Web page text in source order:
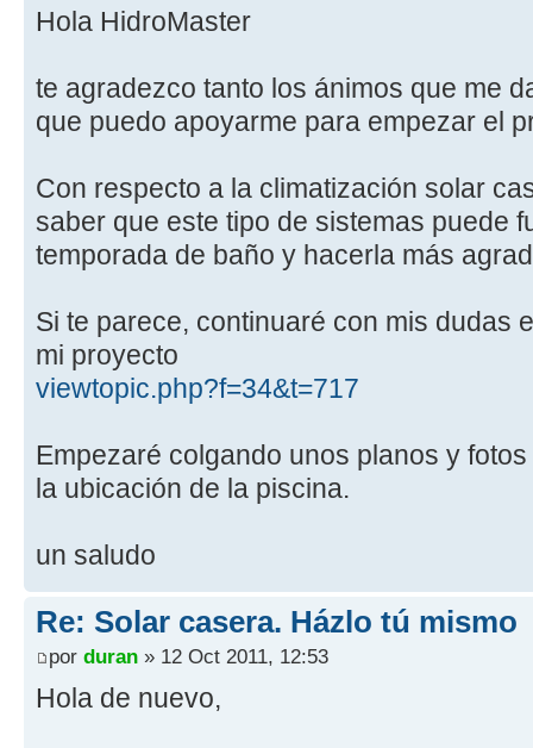
Hola HidroMaster
te agradezco tanto los ánimos que me
que puedo apoyarme para empezar el
Con respecto a la climatización solar
saber que este tipo de sistemas puede
temporada de baño y hacerla más
Si te parece, continuaré con mis dudas
mi proyecto
viewtopic.php?f=34&t=717
Empezaré colgando unos planos y
la ubicación de la piscina.
un saludo
Re: Solar casera. Házlo tú mismo
por duran » 12 Oct 2011, 12:53
Hola de nuevo,